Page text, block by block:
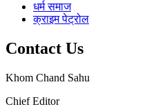
धर्म समाज
क्राइम पेट्रोल
Contact Us
Khom Chand Sahu
Chief Editor